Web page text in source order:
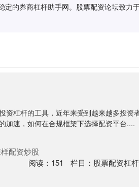
的券商杠杆助手网。股票配资论坛致
资杠杆的工具，近年来受到越来越多投资
加速，如何在合规框架下选择配资平台....
配资炒股
阅读： 151 栏目： 股票配资杠杆